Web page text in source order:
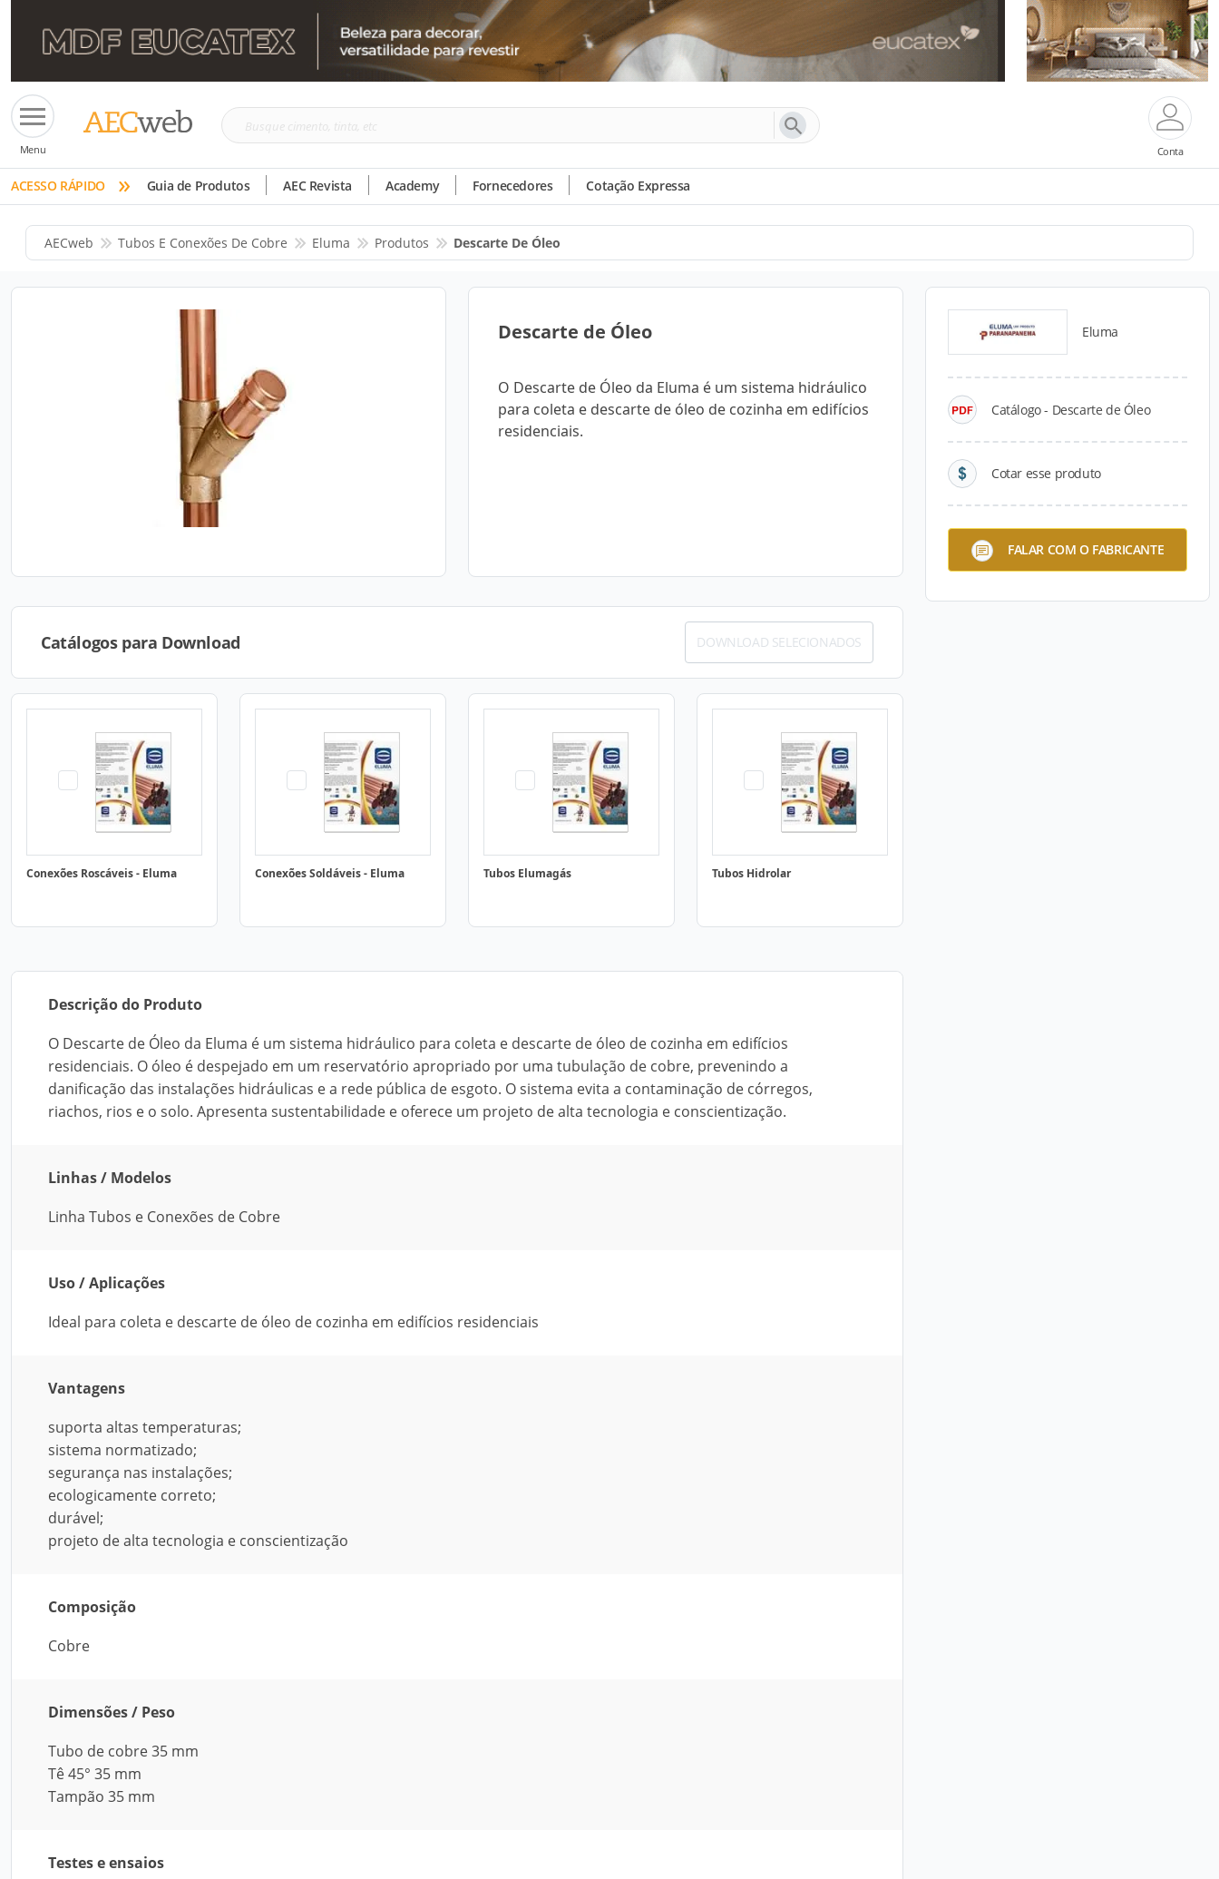
Menu
Busque
tinta,
etc
Conta
ACESSO RÁPIDO » Guia de Produtos AEC Revista Academy Fornecedores Cotação Expressa
AECweb Tubos E Conexões De Cobre Eluma Produtos Descarte De Óleo
Descarte de Óleo
O Descarte de Óleo da Eluma é um sistema hidráulico
para coleta e descarte de óleo de cozinha em edifícios
residenciais.
Eluma
Catálogo - Descarte de Óleo
Cotar esse produto
FALAR COM O FABRICANTE
Catálogos para Download DOWNLOAD SELECIONADOS
Conexões Roscáveis - Eluma Conexões Soldáveis - Eluma Tubos Elumagás Tubos Hidrolar
Descrição do Produto
O Descarte de Óleo da Eluma é um sistema hidráulico para coleta e descarte de óleo de cozinha em edifícios
residenciais. O óleo é despejado em um reservatório apropriado por uma tubulação de cobre, prevenindo a
danificação das instalações hidráulicas e a rede pública de esgoto. O sistema evita a contaminação de córregos,
riachos, rios e o solo. Apresenta sustentabilidade e oferece um projeto de alta tecnologia e conscientização.
Linhas / Modelos
Linha Tubos e Conexões de Cobre
Uso / Aplicações
Ideal para coleta e descarte de óleo de cozinha em edifícios residenciais
Vantagens
suporta altas temperaturas;
sistema normatizado;
segurança nas instalações;
ecologicamente correto;
durável;
projeto de alta tecnologia e conscientização
Composição
Cobre
Dimensões / Peso
Tubo de cobre 35 mm
Tê 45° 35 mm
Tampão 35 mm
Testes e ensaios